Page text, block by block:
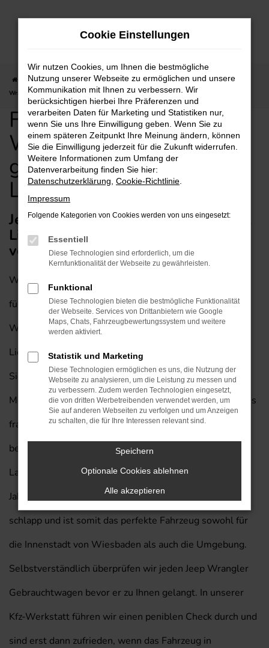
Zum
Startseite Wiesbaden Jeep Jeep Wrangler
Für Wiesbaden: Jeep
Wrangler gebraucht günstig kaufen mit Lieferservice
Für Wiesbaden: Jeep
Wrangler gebraucht
günstig kaufen mit
Lieferservice
Jeep Wrangler Gebrauchtwagen mit
Lieferservice nach Wiesbaden –
vertrauensvoll durch Wiesbaden
Wenn Sie auf der Suche nach einem perfekten Fahrzeug
für Wiesbaden sind, empfehlen wir Ihnen einen Jeep
Wrangler Gebrauchtwagen mit unserem exklusiven
Lieferservice nach Wiesbaden. Auf diese Weise sparen
Sie eine Menge Geld und steigen gleichzeitig in ein
Modell, das Sie kaum im Stich lassen wird. Wenn Sie uns
fragen, was Jeep Wrangler Gebrauchtwagen so
besonders macht, nennen wir Ihnen unter anderem die
Langlebigkeit und Qualität dieses Fahrzeugs. Auch nach
Jahren im Dauerbetrieb macht dieses Modell nicht
schlapp und ist somit das perfekte Fahrzeug sowohl für
die Innenstadt von Wiesbaden als auch die Umgebung.
Selbstverständlich überprüfen wir jeden Jeep Wrangler
Gebrauchtwagen bevor er zu Ihnen gelangt. In unserer
Kfz-Werkstatt führen wir einen peniblen Check durch und
sind erst dann zufrieden, wenn das Fahrzeug in
Cookie Einstellungen
Wir nutzen Cookies, um Ihnen die bestmögliche
Nutzung unserer Webseite zu ermöglichen und unsere
Kommunikation mit Ihnen zu verbessern. Wir
berücksichtigen hierbei Ihre Präferenzen und
verarbeiten Daten für Marketing und Statistiken nur,
wenn Sie uns Ihre Einwilligung geben. Wenn Sie zu
einem späteren Zeitpunkt Ihre Meinung ändern, können
Sie die Einwilligung jederzeit für die Zukunft widerrufen.
Weitere Informationen zum Umfang der
Datenverarbeitung finden Sie hier:
Datenschutzerklärung Cookie-Richtlinie
Impressum
Folgende Kategorien von Cookies werden von uns eingesetzt:
Essentiell
Diese Technologien sind erforderlich, um die
Kernfunktionalität der Webseite zu gewährleisten.
Funktional
Diese Technologien bieten die bestmögliche Funktionalität
der Webseite. Services von Drittanbietern wie Google
Maps, Chats, Fahrzeugbewertungssystem und weitere
werden aktiviert.
Statistik und Marketing
Diese Technologien ermöglichen es uns, die Nutzung der
Webseite zu analysieren, um die Leistung zu messen und
zu verbessern. Zudem werden Technologien eingesetzt,
die von dritten Werbetreibenden verwendet werden, um
Sie auf anderen Webseiten zu verfolgen und um Anzeigen
zu schalten, die für Ihre Interessen relevant sind.
Speichern
Optionale Cookies ablehnen
Alle akzeptieren